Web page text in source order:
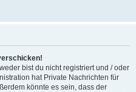
bist du nicht registriert und / oder
hat Private Nachrichten für
könnte es sein, dass der